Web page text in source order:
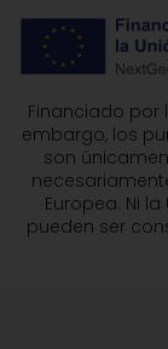
Financiado por
embargo, los
son
Europea. Ni
pueden ser